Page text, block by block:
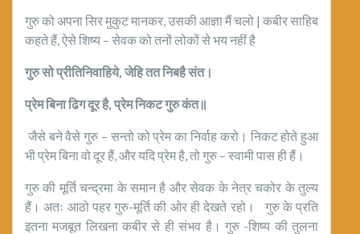
गुरु को अपना सिर मुकुट मानकर, उसकी आज्ञा मैं चलो | कबीर साहिब
कहते हैं, ऐसे शिष्य – सेवक को तनों लोकों से भय नहीं है
गुरु सो प्रीतिनिवाहिये, जेहि तत निबहै संत।
प्रेम बिना ढिग दूर है, प्रेम निकट गुरु कंत॥
जैसे बने वैसे गुरु – सन्तो को प्रेम का निर्वाह करो। निकट होते हुआ
भी प्रेम बिना वो दूर हैं, और यदि प्रेम है, तो गुरु – स्वामी पास ही हैं।
गुरु की मूर्ति चन्द्रमा के समान है और सेवक के नेत्र चकोर के तुल्य
हैं। अतः आठो पहर गुरु-मूर्ति की ओर ही देखते रहो। गुरु के प्रति
इतना मजबूत लिखना कबीर से ही संभव है। गुरु -शिष्य की तुलना